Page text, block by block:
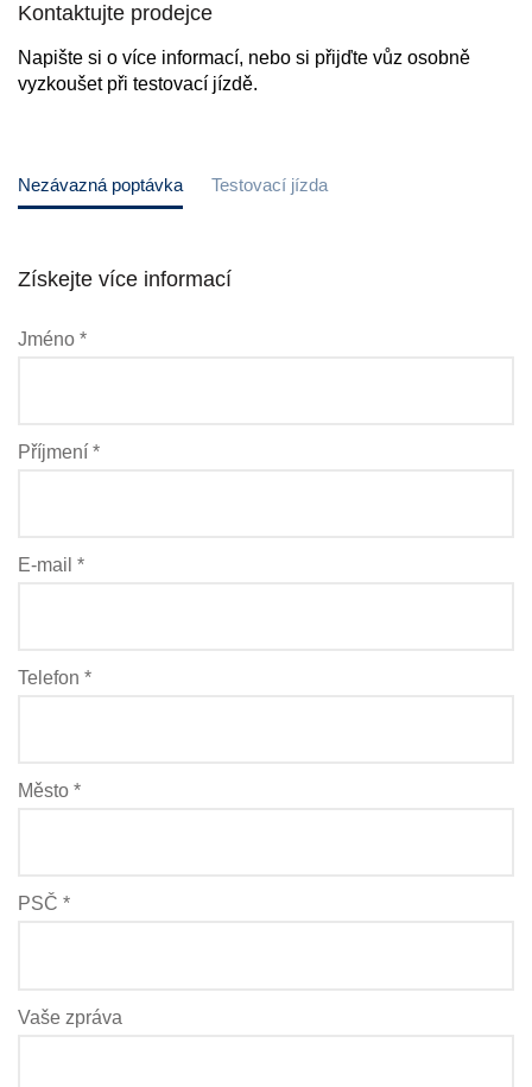
Kontaktujte prodejce
Napište si o více informací, nebo si přijďte vůz osobně
vyzkoušet při testovací jízdě.
Nezávazná poptávka Testovací jízda
Získejte více informací
Jméno *
Příjmení *
E-mail *
Telefon *
Město *
PSČ *
Vaše zpráva